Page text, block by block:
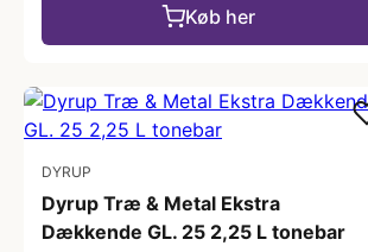
Køb her
DYRUP
Dyrup Træ & Metal Ekstra
Dækkende GL. 25 2,25 L tonebar